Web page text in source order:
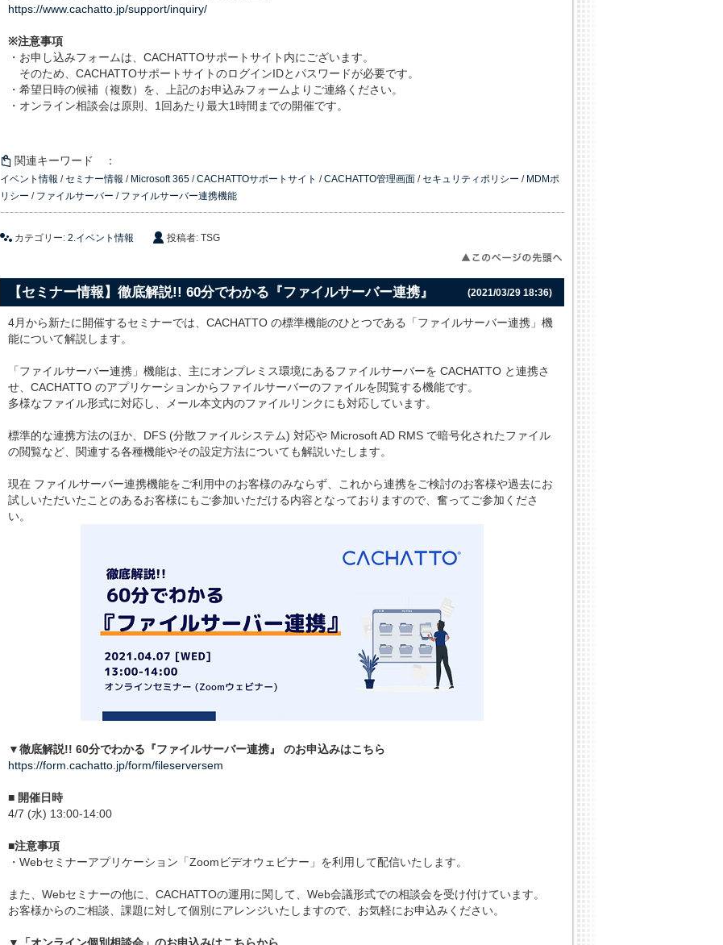
https://www.cachatto.jp/support/inquiry/
※注意事項
・お申し込みフォームは、CACHATTOサポートサイト内にございます。
そのため、CACHATTOサポートサイトのログインIDとパスワードが必要です。
・希望日時の候補（複数）を、上記のお申込みフォームよりご連絡ください。
・オンライン相談会は原則、1回あたり最大1時間までの開催です。
関連キーワード ：
イベント情報 /セミナー情報 / Microsoft 365 /CACHATTOサポートサイト /CACHATTO管理画面 /セキュリティポリシー / MDMポ
リシー / ファイルサーバー / ファイルサーバー連携機能
カテゴリー: 2.イベント情報 投稿者: TSG
(2021/03/29 18:36)
【セミナー情報】徹底解説!! 60分でわかる『ファイルサーバー連携』
4月から新たに開催するセミナーでは、CACHATTO の標準機能のひとつである「ファイルサーバー連携」機
能について解説します。
「ファイルサーバー連携」機能は、主にオンプレミス環境にあるファイルサーバーを CACHATTO と連携さ
せ、CACHATTO のアプリケーションからファイルサーバーのファイルを閲覧する機能です。
多様なファイル形式に対応し、メール本文内のファイルリンクにも対応しています。
標準的な連携方法のほか、DFS (分散ファイルシステム) 対応や Microsoft AD RMS で暗号化されたファイル
の閲覧など、関連する各種機能やその設定方法についても解説いたします。
現在 ファイルサーバー連携機能をご利用中のお客様のみならず、これから連携をご検討のお客様や過去にお
試しいただいたことのあるお客様にもご参加いただける内容となっておりますので、奮ってご参加くださ
い。
▼徹底解説!! 60分でわかる『ファイルサーバー連携』 のお申込みはこちら
https://form.cachatto.jp/form/fileserversem
■ 開催日時
4/7 (水) 13:00-14:00
■注意事項
・Webセミナーアプリケーション「Zoomビデオウェビナー」を利用して配信いたします。
また、Webセミナーの他に、CACHATTOの運用に関して、Web会議形式での相談会を受け付けています。
お客様からのご相談、課題に対して個別にアレンジいたしますので、お気軽にお申込みください。